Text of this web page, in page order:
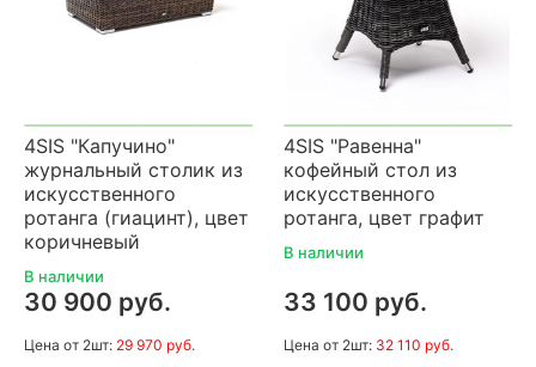
4SIS "Капучино"
журнальный столик из
искусственного
ротанга (гиацинт), цвет
коричневый
В наличии
30 900 руб.
Цена от 2шт: 29 970 руб.
4SIS "Равенна"
кофейный стол из
искусственного
ротанга, цвет графит
В наличии
33 100 руб.
Цена от 2шт: 32 110 руб.